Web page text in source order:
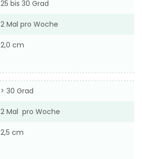
25 bis 30 Grad
2 Mal pro Woche
2,0 cm
> 30 Grad
2 Mal pro Woche
2,5 cm